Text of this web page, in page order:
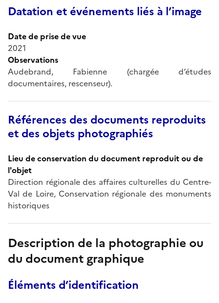
Datation et événements liés à l’image
Date de prise de vue
2021
Observations
Audebrand, Fabienne (chargée d’études
documentaires, rescenseur).
Références des documents reproduits
et des objets photographiés
Lieu de conservation du document reproduit ou de
l'objet
Direction régionale des affaires culturelles du Centre-
Val de Loire, Conservation régionale des monuments
historiques
Description de la photographie ou
du document graphique
Éléments d’identification